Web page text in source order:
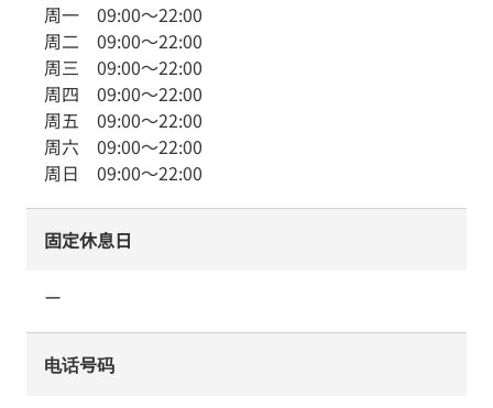
周一 09:00～22:00
周二 09:00～22:00
周三 09:00～22:00
周四 09:00～22:00
周五 09:00～22:00
周六 09:00～22:00
周日 09:00～22:00
固定休息日
ー
电话号码